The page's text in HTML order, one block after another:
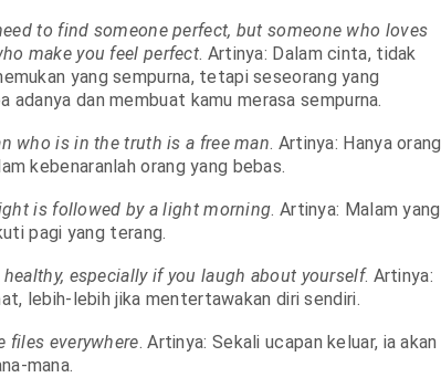
to find someone perfect, but someone who loves
make you feel perfect. Artinya: Dalam cinta, tidak
yang sempurna, tetapi seseorang yang
adanya dan membuat kamu merasa sempurna.
who is in the truth is a free man. Artinya: Hanya orang
kebenaranlah orang yang bebas.
is followed by a light morning. Artinya: Malam yang
pagi yang terang.
especially if you laugh about yourself. Artinya:
lebih-lebih jika mentertawakan diri sendiri.
files everywhere. Artinya: Sekali ucapan keluar, ia akan
mana.